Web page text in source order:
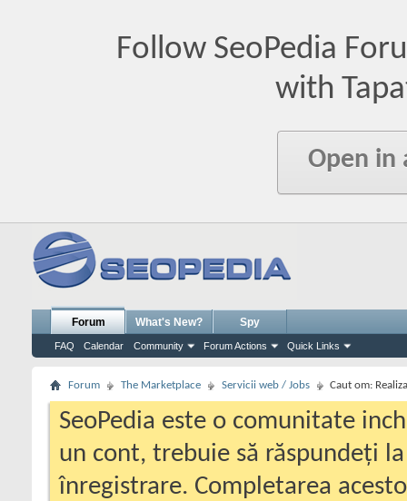
Follow SeoPedia
with
Open in
Forum
FAQ Calendar Community Forum Actions Quick Links
What's New? Spy
Forum The Marketplace Servicii web / Jobs Caut om:
SeoPedia este o comunitate
un cont, trebuie să răspundeți
înregistrare. Completarea